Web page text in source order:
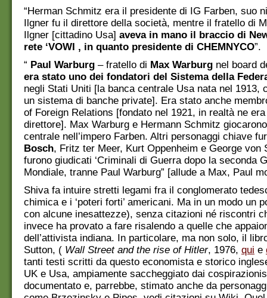
“Herman Schmitz era il presidente di IG Farben, suo
Ilgner fu il direttore della società, mentre il fratello di
Ilgner [cittadino Usa] aveva in mano il braccio di
rete ‘VOWI , in quanto presidente di CHEMNYCO”.
“ Paul Warburg – fratello di Max Warburg nel board
era stato uno dei fondatori del Sistema della
negli Stati Uniti [la banca centrale Usa nata nel 1913,
un sistema di banche private]. Era stato anche
of Foreign Relations [fondato nel 1921, in realtà ne
direttore]. Max Warburg e Hermann Schmitz
centrale nell’impero Farben. Altri personaggi chiave
Bosch, Fritz ter Meer, Kurt Oppenheim e George von
furono giudicati ‘Criminali di Guerra dopo la seconda
Mondiale, tranne Paul Warburg” [allude a Max, Paul
Shiva fa intuire stretti legami fra il conglomerato
chimica e i ‘poteri forti’ americani. Ma in un modo un
con alcune inesattezze), senza citazioni né riscontri
invece ha provato a fare risalendo a quelle che
dell’attivista indiana. In particolare, ma non solo, il
Sutton, ( Wall Street and the rise of Hitler, 1976, qui e
tanti testi scritti da questo economista e storico
UK e Usa, ampiamente saccheggiato dai
documentato e, parrebbe, stimato anche da